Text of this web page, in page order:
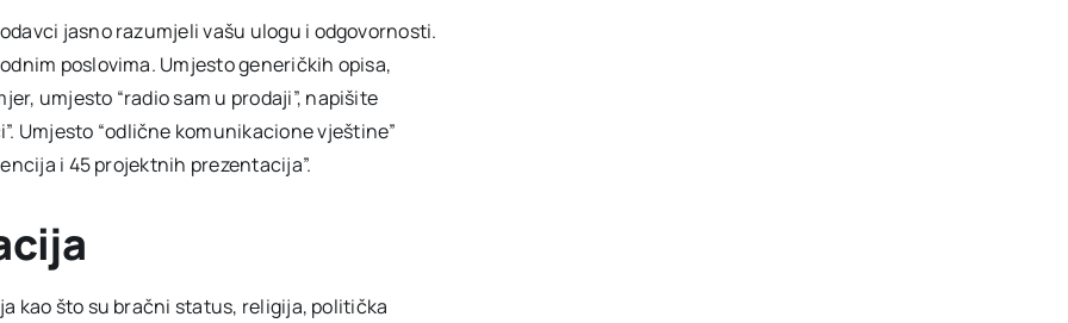
jasno razumjeli vašu ulogu i odgovornosti.
poslovima. Umjesto generičkih opisa,
umjesto “radio sam u prodaji”, napišite
Umjesto “odlične komunikacione vještine”
i 45 projektnih prezentacija”.
kao što su bračni status, religija, politička